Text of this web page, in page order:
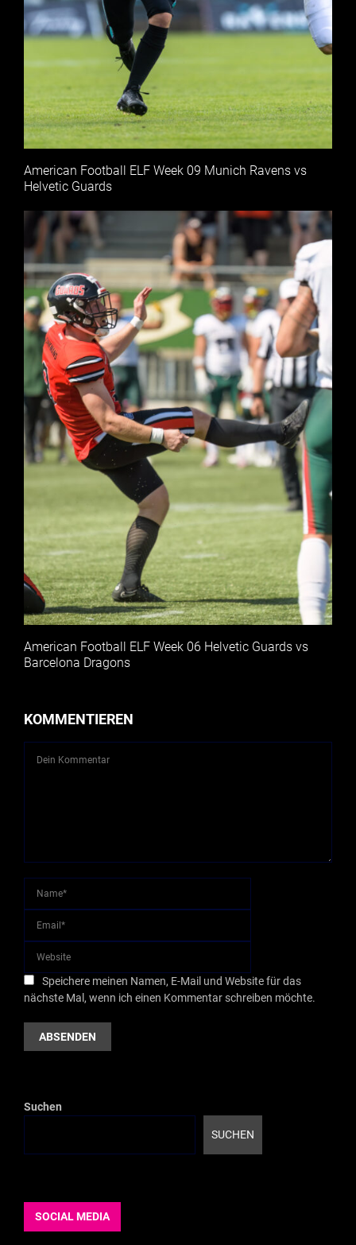
American Football ELF Week 09 Munich Ravens vs
Helvetic Guards
American Football ELF Week 06 Helvetic Guards vs
Barcelona Dragons
KOMMENTIEREN
Speichere meinen Namen, E-Mail und Website für das
nächste Mal, wenn ich einen Kommentar schreiben möchte.
Suchen
SUCHEN
SOCIAL MEDIA